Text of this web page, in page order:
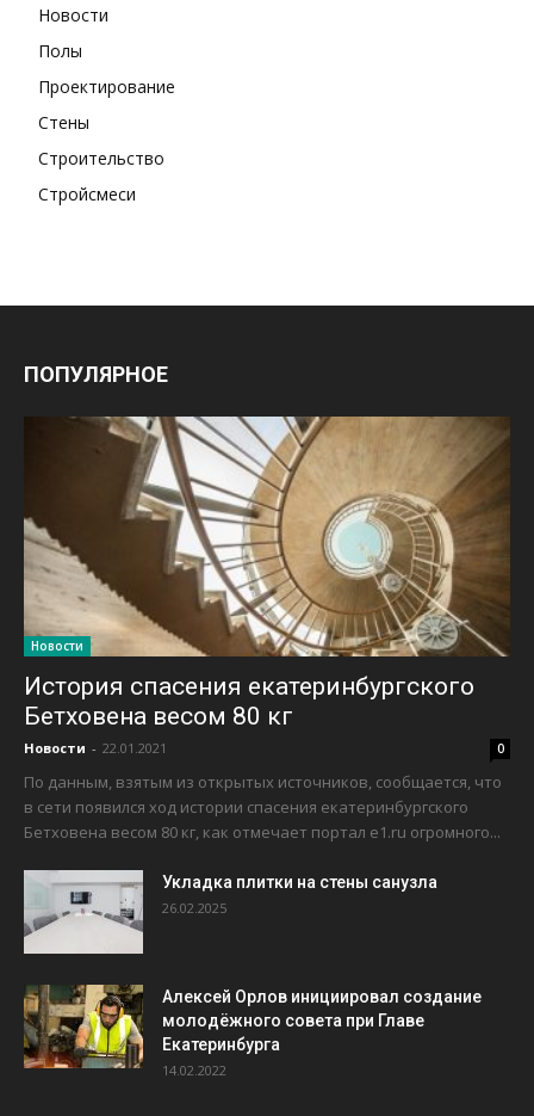
Новости
Полы
Проектирование
Стены
Строительство
Стройсмеси
ПОПУЛЯРНОЕ
Новости
История спасения екатеринбургского
Бетховена весом 80 кг
Новости - 22.01.2021 0
По данным, взятым из открытых источников, сообщается, что
в сети появился ход истории спасения екатеринбургского
Бетховена весом 80 кг, как отмечает портал e1.ru огромного...
Укладка плитки на стены санузла
26.02.2025
Алексей Орлов инициировал создание
молодёжного совета при Главе
Екатеринбурга
14.02.2022